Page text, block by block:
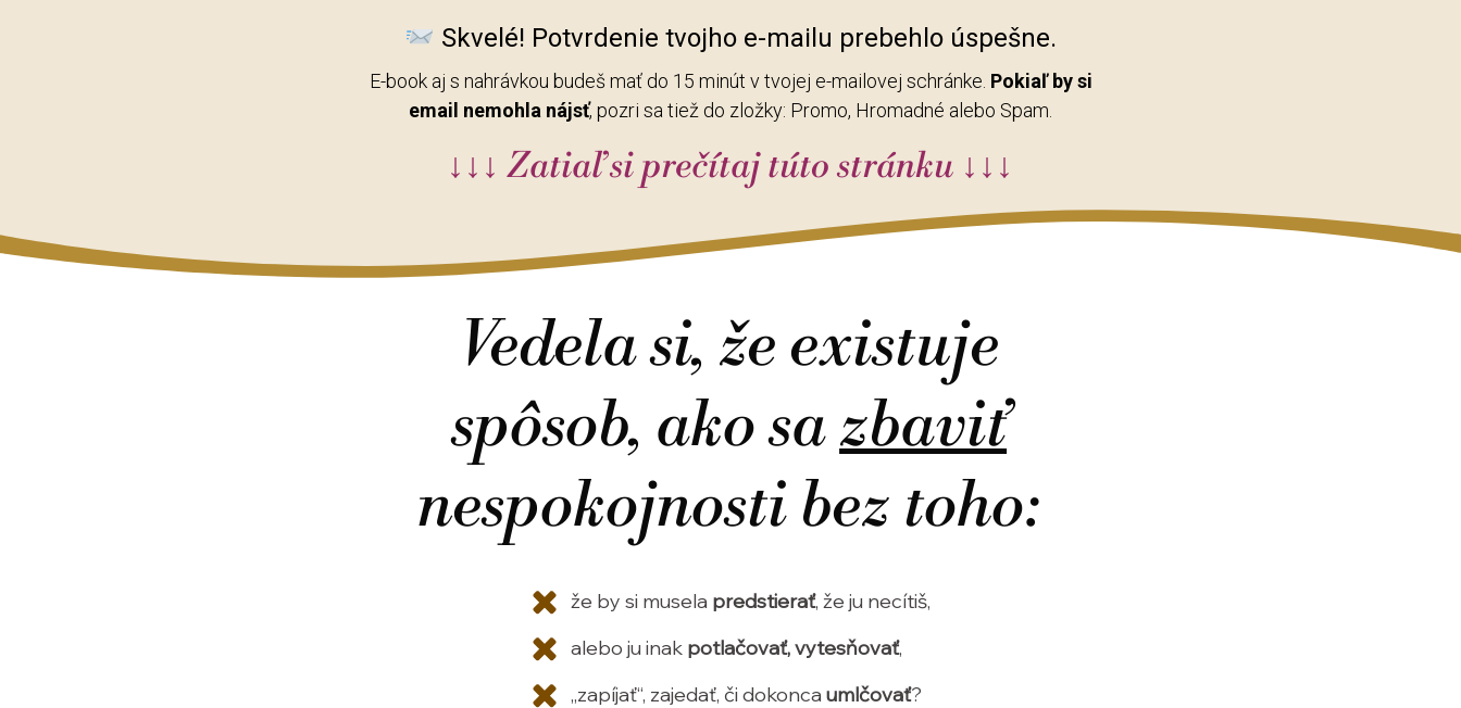
Skvelé! Potvrdenie tvojho e-mailu prebehlo úspešne.
E-book aj s nahrávkou budeš mať do 15 minút v tvojej e-mailovej schránke. Pokiaľ by si
email nemohla nájsť, pozri sa tiež do zložky: Promo, Hromadné alebo Spam.
↓↓↓ Zatiaľ si prečítaj túto stránku ↓↓↓
Vedela si, že existuje
spôsob, ako sazbaviť
nespokojnosti bez toho:
že by si musela predstierať, že ju necítiš,
alebo ju inak potlačovať, vytesňovať,
„zapíjať“, zajedať, či dokonca umlčovať?